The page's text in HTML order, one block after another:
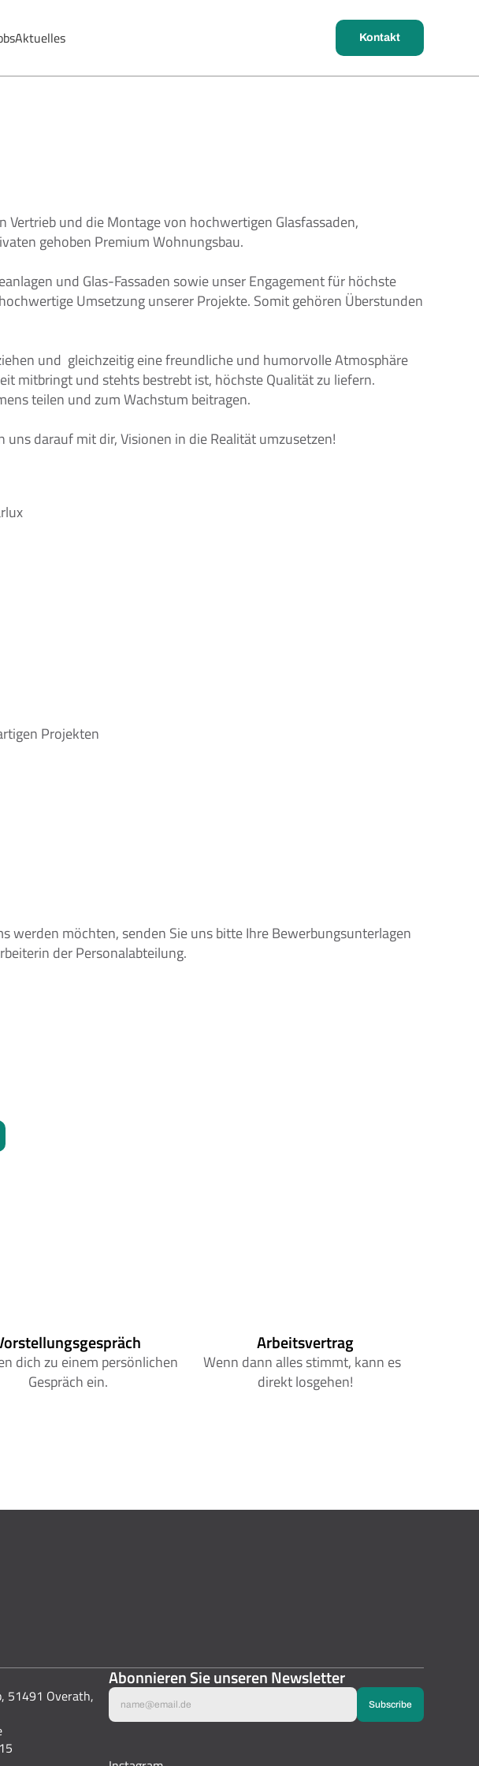
Aktuelles
Aktuelles Kontakt
Vertrieb und die Montage von hochwertigen Glasfassaden,
gehoben Premium Wohnungsbau.
und Glas-Fassaden sowie unser Engagement für höchste
Umsetzung unserer Projekte. Somit gehören Überstunden
und  gleichzeitig eine freundliche und humorvolle Atmosphäre
mitbringt und stehts bestrebt ist, höchste Qualität zu liefern.
teilen und zum Wachstum beitragen.
darauf mit dir, Visionen in die Realität umzusetzen!
Projekten
werden möchten, senden Sie uns bitte Ihre Bewerbungsunterlagen
der Personalabteilung.
dich zu einem persönlichen
Gespräch ein.
Arbeitsvertrag
Wenn dann alles stimmt, kann es
direkt losgehen!
51491 Overath,
Abonnieren Sie unseren Newsletter